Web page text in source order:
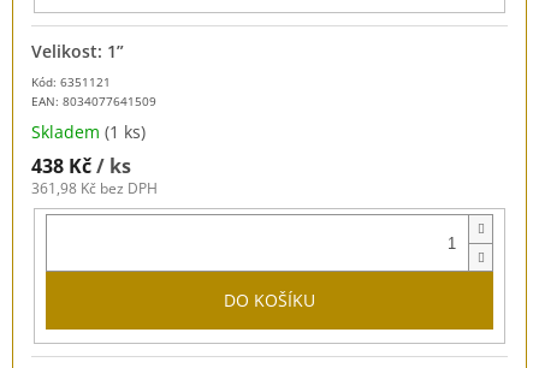
Kód: 6351121
EAN: 8034077641509
Velikost: 1”
Skladem (1 ks)
438 Kč/ ks
361,98 Kč bez DPH
DO KOŠÍKU